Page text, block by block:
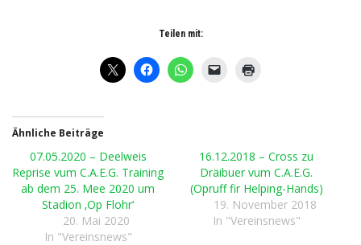
Teilen mit:
Ähnliche Beiträge
07.05.2020 – Deelweis
Reprise vum C.A.E.G. Training
ab dem 25. Mee 2020 um
Stadion ‚Op Flohr‘
20. Mai 2020
In "Vereinsnews"
16.12.2018 – Cross zu
Dräibuer vum C.A.E.G.
(Opruff fir Helping-Hands)
19. November 2018
In "Vereinsnews"